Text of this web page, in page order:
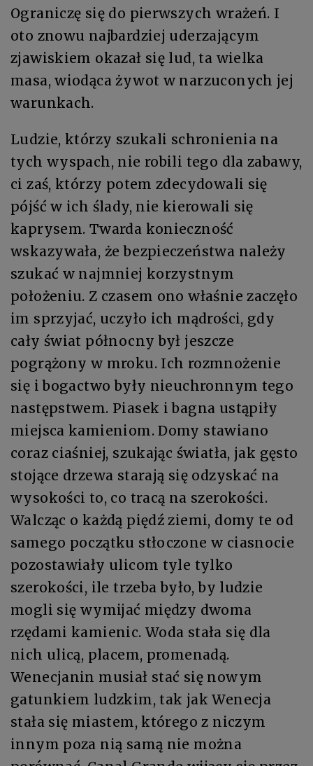
Ograniczę się do pierwszych wrażeń. I
oto znowu najbardziej uderzającym
zjawiskiem okazał się lud, ta wielka
masa, wiodąca żywot w narzuconych jej
warunkach.
Ludzie, którzy szukali schronienia na
tych wyspach, nie robili tego dla zabawy,
ci zaś, którzy potem zdecydowali się
pójść w ich ślady, nie kierowali się
kaprysem. Twarda konieczność
wskazywała, że bezpieczeństwa należy
szukać w najmniej korzystnym
położeniu. Z czasem ono właśnie zaczęło
im sprzyjać, uczyło ich mądrości, gdy
cały świat północny był jeszcze
pogrążony w mroku. Ich rozmnożenie
się i bogactwo były nieuchronnym tego
następstwem. Piasek i bagna ustąpiły
miejsca kamieniom. Domy stawiano
coraz ciaśniej, szukając światła, jak gęsto
stojące drzewa starają się odzyskać na
wysokości to, co tracą na szerokości.
Walcząc o każdą piędź ziemi, domy te od
samego początku stłoczone w ciasnocie
pozostawiały ulicom tyle tylko
szerokości, ile trzeba było, by ludzie
mogli się wymijać między dwoma
rzędami kamienic. Woda stała się dla
nich ulicą, placem, promenadą.
Wenecjanin musiał stać się nowym
gatunkiem ludzkim, tak jak Wenecja
stała się miastem, którego z niczym
innym poza nią samą nie można